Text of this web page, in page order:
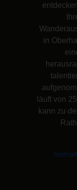
in
läuft von
kann zu